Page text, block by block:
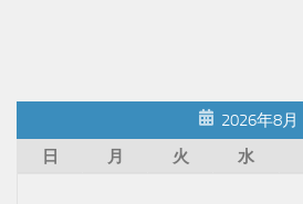
2026年8月
日
月 火 水